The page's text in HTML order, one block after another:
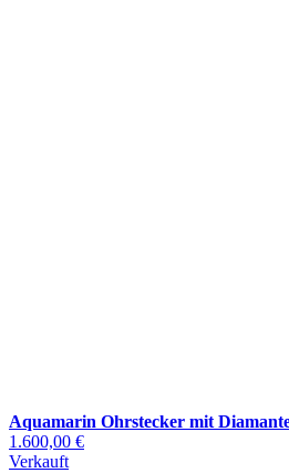
Aquamarin Ohrstecker mit
1.600,00 €
Verkauft